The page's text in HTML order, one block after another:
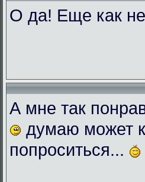
О да! Еще как
А мне так
думаю может
попроситься...